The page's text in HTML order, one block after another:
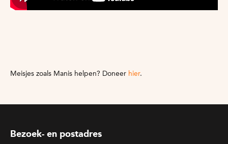
Meisjes zoals Manis helpen? Doneer hier.
Bezoek- en postadres